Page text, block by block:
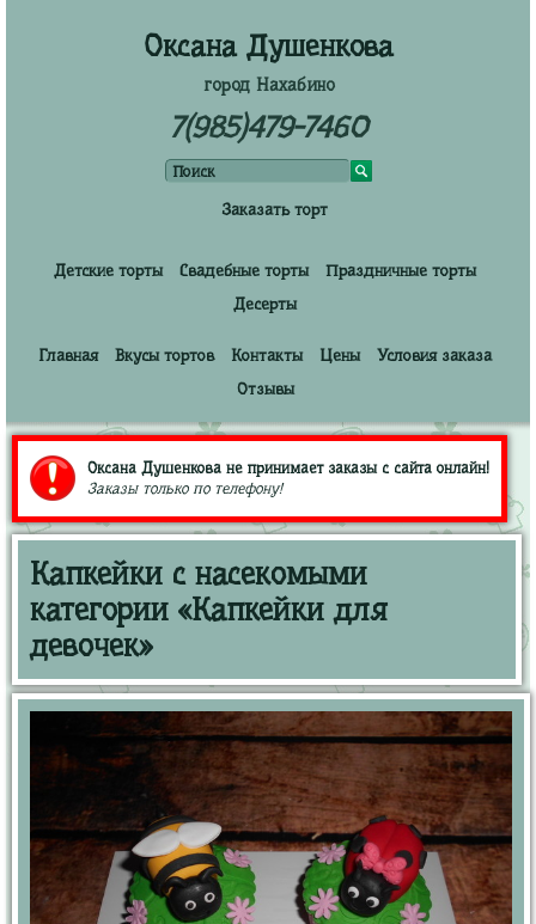
Оксана Душенкова
город Нахабино
7(985)479-7460
Заказать торт
Детские торты Свадебные торты
Праздничные торты
Десерты
Главная Вкусы тортов Контакты Цены
Условия заказа
Отзывы
Оксана Душенкова не принимает заказы с сайта онлайн!
Заказы только по телефону!
Капкейки с насекомыми
категории «Капкейки для
девочек»